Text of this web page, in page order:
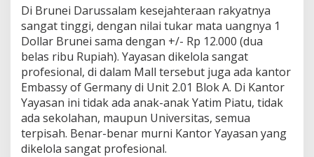
Di Brunei Darussalam kesejahteraan rakyatnya
sangat tinggi, dengan nilai tukar mata uangnya 1
Dollar Brunei sama dengan +/- Rp 12.000 (dua
belas ribu Rupiah). Yayasan dikelola sangat
profesional, di dalam Mall tersebut juga ada kantor
Embassy of Germany di Unit 2.01 Blok A. Di Kantor
Yayasan ini tidak ada anak-anak Yatim Piatu, tidak
ada sekolahan, maupun Universitas, semua
terpisah. Benar-benar murni Kantor Yayasan yang
dikelola sangat profesional.